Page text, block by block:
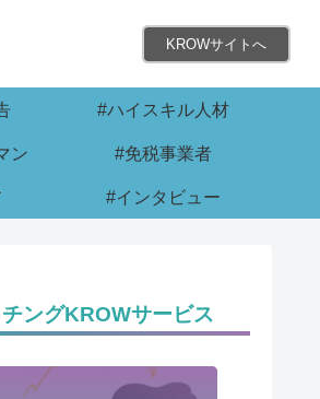
KROWサイトへ
#ハイスキル人材
ン #免税事業者
#インタビュー
ングKROWサービス